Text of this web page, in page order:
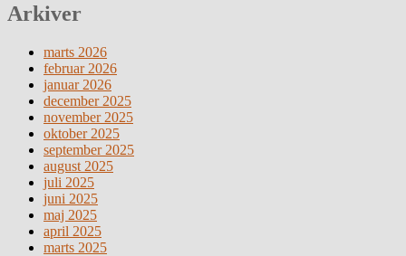
Arkiver
marts 2026
februar 2026
januar 2026
december 2025
november 2025
oktober 2025
september 2025
august 2025
juli 2025
juni 2025
maj 2025
april 2025
marts 2025